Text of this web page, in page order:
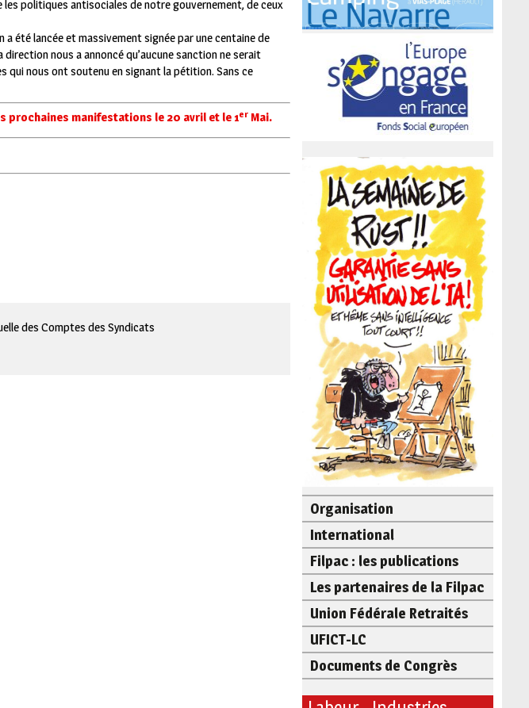
politiques antisociales de notre gouvernement, de ceux
a été lancée et massivement signée par une centaine de
nous a annoncé qu’aucune sanction ne serait
qui nous ont soutenu en signant la pétition. Sans ce
prochaines manifestations le 20 avril et le 1erMai.
des Comptes des Syndicats
Organisation
International
Filpac : les publications
Les partenaires de la Filpac
Union Fédérale Retraités
UFICT-LC
Documents de Congrès